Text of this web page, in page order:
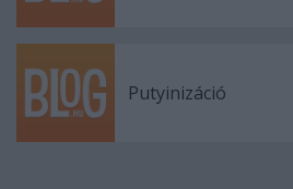
Putyinizáció